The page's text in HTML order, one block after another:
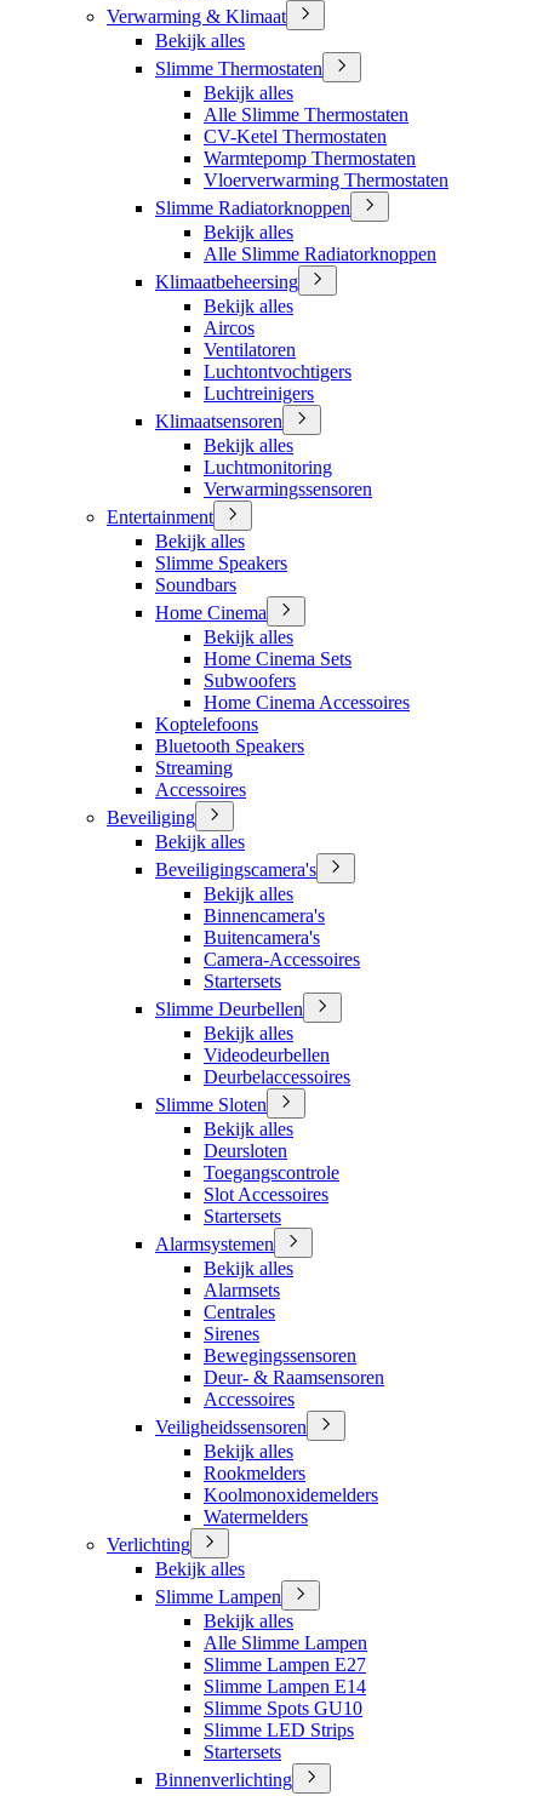
Verwarming & Klimaat
Bekijk alles
Slimme Thermostaten
Bekijk alles
Alle Slimme Thermostaten
CV-Ketel Thermostaten
Warmtepomp Thermostaten
Vloerverwarming Thermostaten
Slimme Radiatorknoppen
Bekijk alles
Alle Slimme Radiatorknoppen
Klimaatbeheersing
Bekijk alles
Aircos
Ventilatoren
Luchtontvochtigers
Luchtreinigers
Klimaatsensoren
Bekijk alles
Luchtmonitoring
Verwarmingssensoren
Entertainment
Bekijk alles
Slimme Speakers
Soundbars
Home Cinema
Bekijk alles
Home Cinema Sets
Subwoofers
Home Cinema Accessoires
Koptelefoons
Bluetooth Speakers
Streaming
Accessoires
Beveiliging
Bekijk alles
Beveiligingscamera's
Bekijk alles
Binnencamera's
Buitencamera's
Camera-Accessoires
Startersets
Slimme Deurbellen
Bekijk alles
Videodeurbellen
Deurbelaccessoires
Slimme Sloten
Bekijk alles
Deursloten
Toegangscontrole
Slot Accessoires
Startersets
Alarmsystemen
Bekijk alles
Alarmsets
Centrales
Sirenes
Bewegingssensoren
Deur- & Raamsensoren
Accessoires
Veiligheidssensoren
Bekijk alles
Rookmelders
Koolmonoxidemelders
Watermelders
Verlichting
Bekijk alles
Slimme Lampen
Bekijk alles
Alle Slimme Lampen
Slimme Lampen E27
Slimme Lampen E14
Slimme Spots GU10
Slimme LED Strips
Startersets
Binnenverlichting